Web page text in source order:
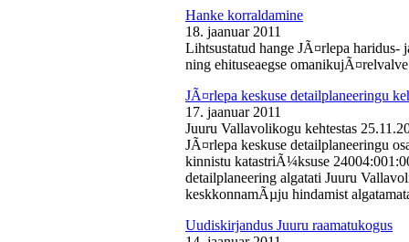
Hanke korraldamine
18. jaanuar 2011
Lihtsustatud hange JÃ¤rlepa
ning ehituseaegse
JÃ¤rlepa keskuse detailplaneeringu
17. jaanuar 2011
Juuru Vallavolikogu kehtestas
JÃ¤rlepa keskuse detailplaneeringu
kinnistu katastriÃ¼ksuse
detailplaneering algatati Juuru
keskkonnamÃµju hindamist
Uudiskirjandus Juuru raamatukogus